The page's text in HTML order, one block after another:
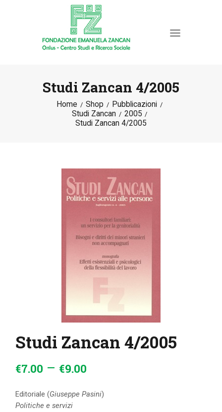
Studi Zancan 4/2005
Home Shop
Pubblicazioni
Studi Zancan
2005
Studi Zancan 4/2005
HOME
LA FONDAZIONE
RISORSE
DONA ORA
IL MIO ACCOUNT
CARRELLO
Studi Zancan 4/2005
€7.00 – €9.00
Editoriale (Giuseppe Pasini)
Politiche e servizi